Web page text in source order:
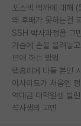
가슴에 손을 올려놓
편애 하는 방법
랩홈피에 다들 본인
이사이트가 처음엔
역대급 대학원생 빌런
석사생의 고민